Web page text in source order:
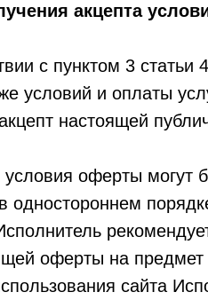
акцепта
с пунктом 3
условий и оплаты
настоящей
оферты могут
одностороннем
оферты на
сайта